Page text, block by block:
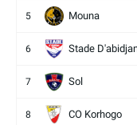
5 Mouna
6 Stade
7 Sol
8 CO Korhogo